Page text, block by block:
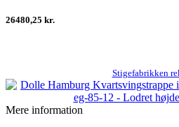
26480,25 kr.
Stigefabrikken
Mere information